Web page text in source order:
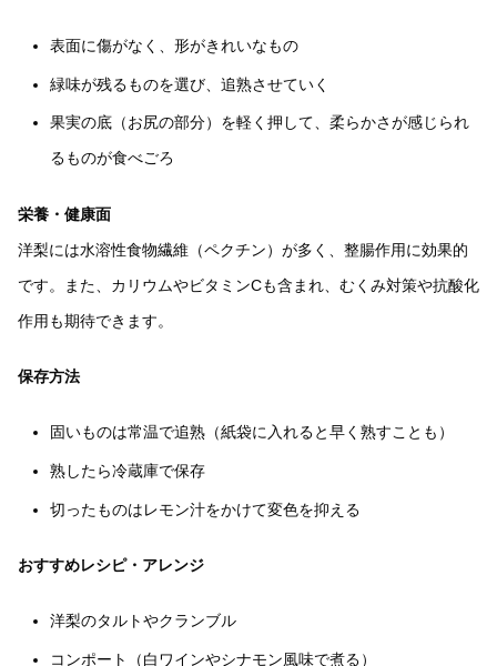
表面に傷がなく、形がきれいなもの
緑味が残るものを選び、追熟させていく
果実の底（お尻の部分）を軽く押して、柔らかさが感じられ
るものが食べごろ
栄養・健康面
洋梨には水溶性食物繊維（ペクチン）が多く、整腸作用に効果的
です。また、カリウムやビタミンCも含まれ、むくみ対策や抗酸化
作用も期待できます。
保存方法
固いものは常温で追熟（紙袋に入れると早く熟すことも）
熟したら冷蔵庫で保存
切ったものはレモン汁をかけて変色を抑える
おすすめレシピ・アレンジ
洋梨のタルトやクランブル
コンポート（白ワインやシナモン風味で煮る）